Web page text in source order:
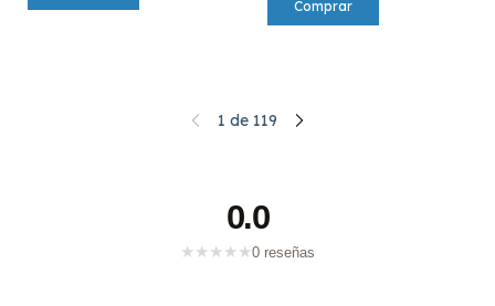
1 de 119
0.0
★ ★ ★ ★ ★0 reseñas